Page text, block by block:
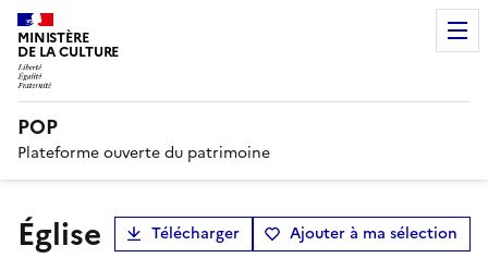
MINISTÈRE
DE LA CULTURE
POP
Plateforme ouverte du patrimoine
Église Télécharger Ajouter à ma sélection